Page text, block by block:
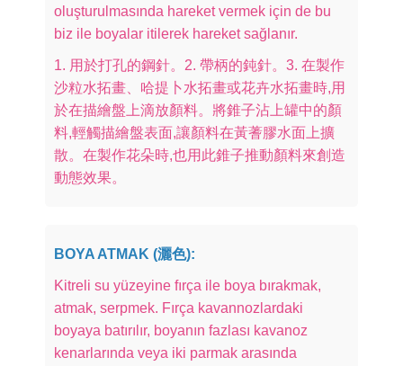
oluşturulmasında hareket vermek için de bu
biz ile boyalar itilerek hareket sağlanır.
1. 用於打孔的鋼針。2. 帶柄的鈍針。3. 在製作
沙粒水拓畫、哈提卜水拓畫或花卉水拓畫時,用
於在描繪盤上滴放顏料。將錐子沾上罐中的顏
料,輕觸描繪盤表面,讓顏料在黃蓍膠水面上擴
散。在製作花朵時,也用此錐子推動顏料來創造
動態效果。
BOYA ATMAK (灑色):
Kitreli su yüzeyine fırça ile boya bırakmak,
atmak, serpmek. Fırça kavannozlardaki
boyaya batırılır, boyanın fazlası kavanoz
kenarlarında veya iki parmak arasında